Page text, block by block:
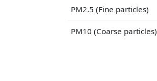
PM2.5 (Fine particles)
PM10 (Coarse particles)